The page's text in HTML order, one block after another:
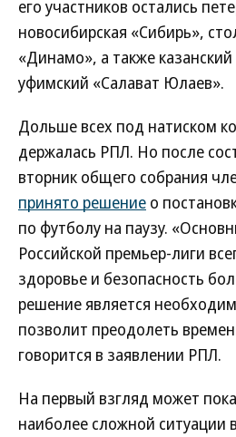
его участников остались
новосибирская «Сибирь»,
«Динамо», а также казанский
уфимский «Салават Юлаев».
Дольше всех под натиском
держалась РПЛ. Но после
вторник общего собрания
принято решение о
по футболу на паузу.
Российской премьер-лиги
здоровье и безопасность
решение является
позволит преодолеть
говорится в заявлении РПЛ.
На первый взгляд может
наиболее сложной ситуации